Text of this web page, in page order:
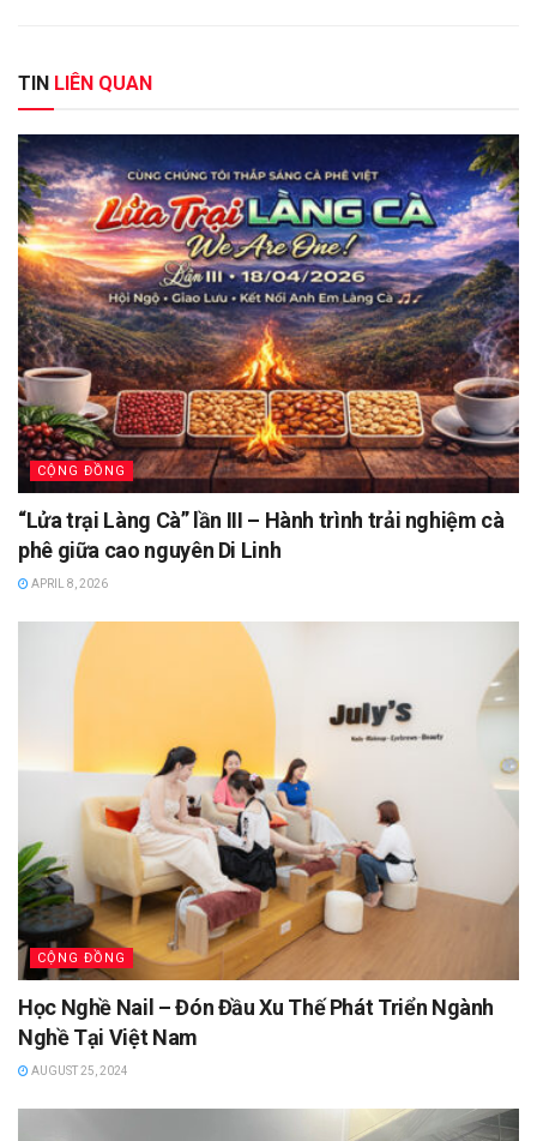
TIN LIÊN QUAN
CỘNG ĐỒNG
“Lửa trại Làng Cà” lần III – Hành trình trải nghiệm cà
phê giữa cao nguyên Di Linh
APRIL 8, 2026
CỘNG ĐỒNG
Học Nghề Nail – Đón Đầu Xu Thế Phát Triển Ngành
Nghề Tại Việt Nam
AUGUST 25, 2024